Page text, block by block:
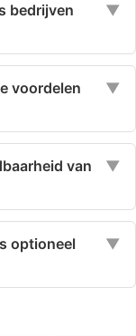
bedrijven
▼
voordelen
▼
van
▼
optioneel
▼